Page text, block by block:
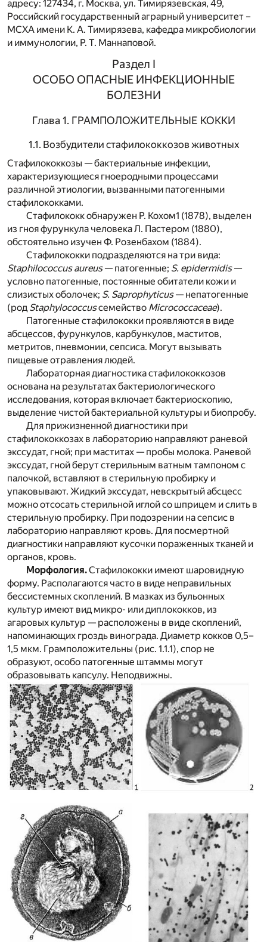
адресу: 127434, г. Москва, ул. Тимирязевская, 49,
Российский государственный аграрный университет –
МСХА имени К. А. Тимирязева, кафедра микробиологии
и иммунологии, Р. Т. Маннаповой.
Раздел I
ОСОБО ОПАСНЫЕ ИНФЕКЦИОННЫЕ
БОЛЕЗНИ
Глава 1. ГРАМПОЛОЖИТЕЛЬНЫЕ КОККИ
1.1. Возбудители стафилококкозов животных
Стафилококкозы — бактериальные инфекции,
характеризующиеся гноеродными процессами
различной этиологии, вызванными патогенными
стафилококками.
Стафилококк обнаружен Р. Кохом1 (1878), выделен
из гноя фурункула человека Л. Пастером (1880),
обстоятельно изучен Ф. Розенбахом (1884).
Стафилококки подразделяются на три вида:
Staphilococcus аureus— патогенные; S. epidermidis—
условно патогенные, постоянные обитатели кожи и
слизистых оболочек; S. Saprophyticus— непатогенные
(род Staphylococcusсемейство Micrococcaceae).
Патогенные стафилококки проявляются в виде
абсцессов, фурункулов, карбункулов, маститов,
метритов, пневмонии, сепсиса. Могут вызывать
пищевые отравления людей.
Лабораторная диагностика стафилококкозов
основана на результатах бактериологического
исследования, которая включает бактериоскопию,
выделение чистой бактериальной культуры и биопробу.
Для прижизненной диагностики при
стафилококкозах в лабораторию направляют раневой
экссудат, гной; при маститах — пробы молока. Раневой
экссудат, гной берут стерильным ватным тампоном с
палочкой, вставляют в стерильную пробирку и
упаковывают. Жидкий экссудат, невскрытый абсцесс
можно отсосать стерильной иглой со шприцем и слить в
стерильную пробирку. При подозрении на сепсис в
лабораторию направляют кровь. Для посмертной
диагностики направляют кусочки пораженных тканей и
органов, кровь.
Морфология.Стафилококки имеют шаровидную
форму. Располагаются часто в виде неправильных
бессистемных скоплений. В мазках из бульонных
культур имеют вид микро- или диплококков, из
агаровых культур — расположены в виде скоплений,
напоминающих гроздь винограда. Диаметр кокков 0,5–
1,5 мкм. Грамположительны (рис. 1.1.1), спор не
образуют, особо патогенные штаммы могут
образовывать капсулу. Неподвижны.